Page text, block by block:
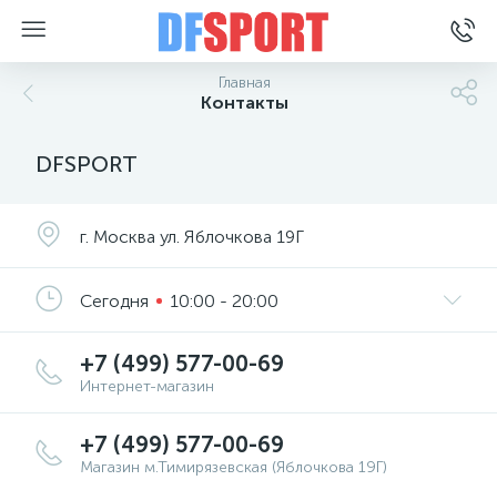
Главная
Контакты
DFSPORT
г. Москва ул. Яблочкова 19Г
Сегодня 10:00 - 20:00
+7 (499) 577-00-69
Интернет-магазин
+7 (499) 577-00-69
Магазин м.Тимирязевская (Яблочкова 19Г)